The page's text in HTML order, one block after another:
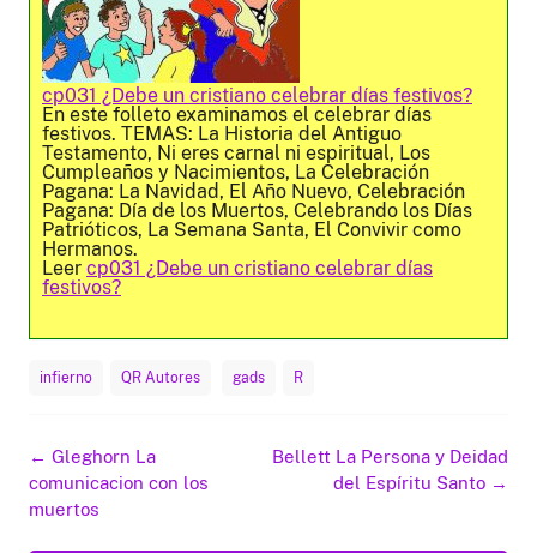
cp031 ¿Debe un cristiano celebrar días festivos?
En este folleto examinamos el celebrar días
festivos. TEMAS: La Historia del Antiguo
Testamento, Ni eres carnal ni espiritual, Los
Cumpleaños y Nacimientos, La Celebración
Pagana: La Navidad, El Año Nuevo, Celebración
Pagana: Día de los Muertos, Celebrando los Días
Patrióticos, La Semana Santa, El Convivir como
Hermanos.
Leer cp031 ¿Debe un cristiano celebrar días
festivos?
infierno QR Autores gads R
Navegación
de
entradas
← Gleghorn La
comunicacion con los
muertos
Bellett La Persona y Deidad
del Espíritu Santo →